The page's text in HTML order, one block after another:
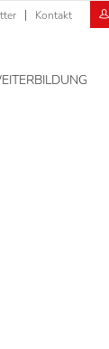
Kontakt